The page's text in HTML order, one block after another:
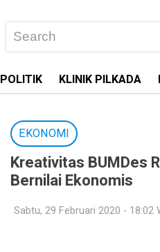
POLITIK KLINIK PILKADA
EKONOMI
Kreativitas BUMDes
Bernilai Ekonomis
Sabtu, 29 Februari 2020 - 18:02